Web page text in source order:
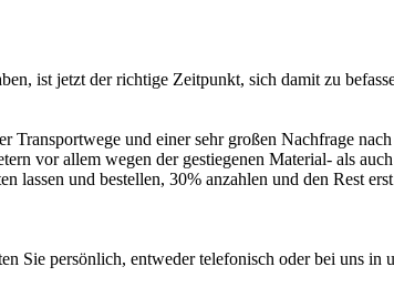
ist jetzt der richtige Zeitpunkt, sich damit zu
Transportwege und einer sehr großen Nachfrage
vor allem wegen der gestiegenen Material- als
lassen und bestellen, 30% anzahlen und den Rest
Sie persönlich, entweder telefonisch oder bei uns